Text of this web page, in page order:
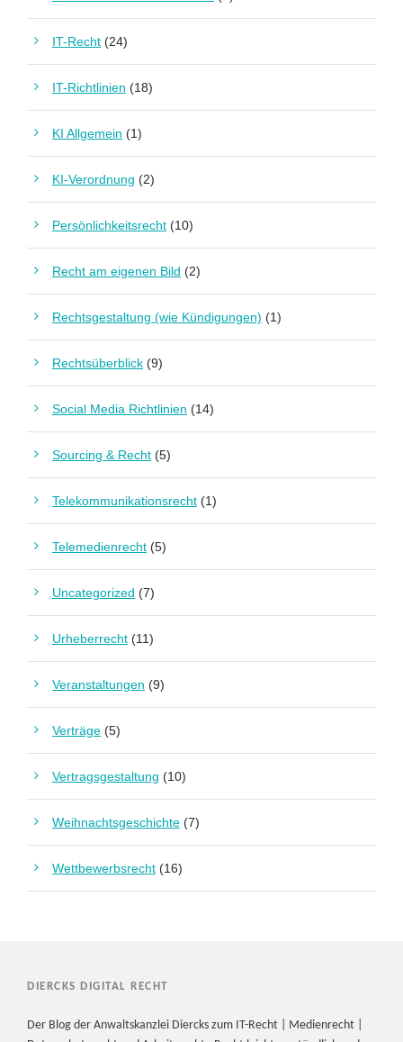
IT-Recht (24)
IT-Richtlinien (18)
KI Allgemein (1)
KI-Verordnung (2)
Persönlichkeitsrecht (10)
Recht am eigenen Bild (2)
Rechtsgestaltung (wie Kündigungen) (1)
Rechtsüberblick (9)
Social Media Richtlinien (14)
Sourcing & Recht (5)
Telekommunikationsrecht (1)
Telemedienrecht (5)
Uncategorized (7)
Urheberrecht (11)
Veranstaltungen (9)
Verträge (5)
Vertragsgestaltung (10)
Weihnachtsgeschichte (7)
Wettbewerbsrecht (16)
DIERCKS DIGITAL RECHT
Der Blog der Anwaltskanzlei Diercks zum IT-Recht | Medienrecht |